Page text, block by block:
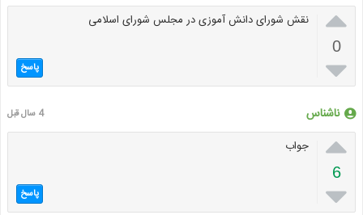

0

نقش شورای دانش آموزی در مجلس شورای اسلامی
پاسخ
ناشناس 4 سال قبل

6

جواب
پاسخ